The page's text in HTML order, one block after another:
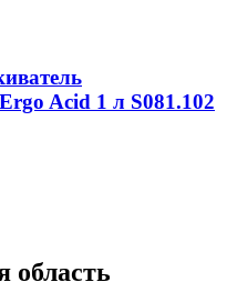
Acid 1 л S081.102
область